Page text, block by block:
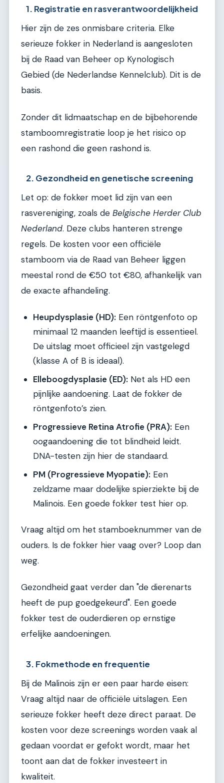
1. Registratie en rasverantwoordelijkheid
Hier zijn de zes onmisbare criteria. Elke
serieuze fokker in Nederland is aangesloten
bij de Raad van Beheer op Kynologisch
Gebied (de Nederlandse Kennelclub). Dit is de
basis.
Zonder dit lidmaatschap en de bijbehorende
stamboomregistratie loop je het risico op
een rashond die geen rashond is.
2. Gezondheid en genetische screening
Let op: de fokker moet lid zijn van een
rasvereniging, zoals de Belgische Herder Club
Nederland. Deze clubs hanteren strenge
regels. De kosten voor een officiële
stamboom via de Raad van Beheer liggen
meestal rond de €50 tot €80, afhankelijk van
de exacte afhandeling.
Heupdysplasie (HD): Een röntgenfoto op
minimaal 12 maanden leeftijd is essentieel.
De uitslag moet officieel zijn vastgelegd
(klasse A of B is ideaal).
Elleboogdysplasie (ED): Net als HD een
pijnlijke aandoening. Laat de fokker de
röntgenfoto’s zien.
Progressieve Retina Atrofie (PRA): Een
oogaandoening die tot blindheid leidt.
DNA-testen zijn hier de standaard.
PM (Progressieve Myopatie): Een
zeldzame maar dodelijke spierziekte bij de
Malinois. Een goede fokker test hier op.
Vraag altijd om het stamboeknummer van de
ouders. Is de fokker hier vaag over? Loop dan
weg.
Gezondheid gaat verder dan "de dierenarts
heeft de pup goedgekeurd". Een goede
fokker test de ouderdieren op ernstige
erfelijke aandoeningen.
3. Fokmethode en frequentie
Bij de Malinois zijn er een paar harde eisen:
Vraag altijd naar de officiële uitslagen. Een
serieuze fokker heeft deze direct paraat. De
kosten voor deze screenings worden vaak al
gedaan voordat er gefokt wordt, maar het
toont aan dat de fokker investeert in
kwaliteit.